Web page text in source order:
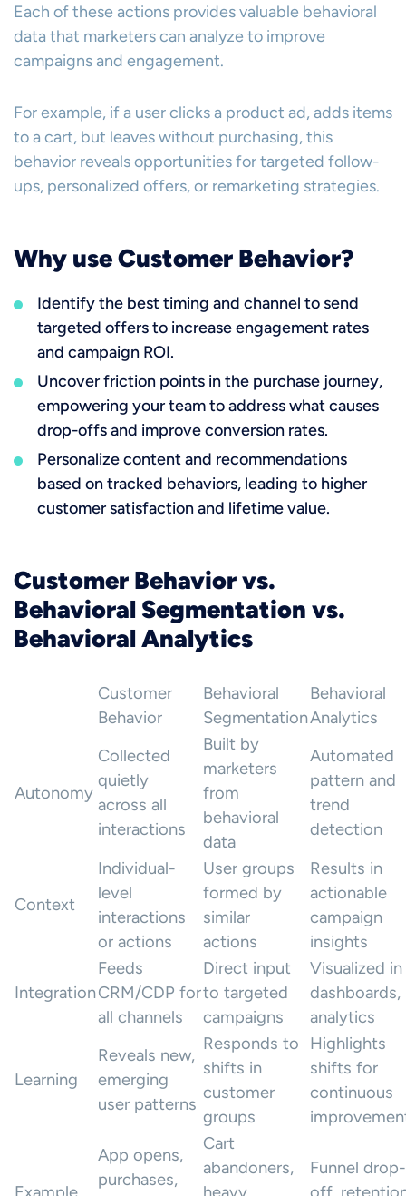
Each of these actions provides valuable behavioral
data that marketers can analyze to improve
campaigns and engagement.
For example, if a user clicks a product ad, adds items
to a cart, but leaves without purchasing, this
behavior reveals opportunities for targeted follow-
ups, personalized offers, or remarketing strategies.
Why use Customer Behavior?
Identify the best timing and channel to send
targeted offers to increase engagement rates
and campaign ROI.
Uncover friction points in the purchase journey,
empowering your team to address what causes
drop-offs and improve conversion rates.
Personalize content and recommendations
based on tracked behaviors, leading to higher
customer satisfaction and lifetime value.
Customer Behavior vs.
Behavioral Segmentation vs.
Behavioral Analytics
Customer
Behavior
Behavioral
Segmentation
Behavioral
Analytics
Autonomy
Collected
quietly
across all
interactions
Built by
marketers
from
behavioral
data
Automated
pattern and
trend
detection
Context
Individual-
level
interactions
or actions
User groups
formed by
similar
actions
Results in
actionable
campaign
insights
Integration
Feeds
CRM/CDP for
all channels
Direct input
to targeted
campaigns
Visualized in
dashboards,
analytics
Learning
Reveals new,
emerging
user patterns
Responds to
shifts in
customer
groups
Highlights
shifts for
continuous
App opens,
purchases,
Cart
abandoners,
Funnel drop-